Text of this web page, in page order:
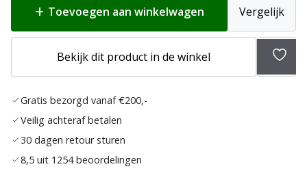
Toevoegen aan winkelwagen Vergelijk
Bekijk dit product in de winkel
Gratis bezorgd vanaf €200,-
Veilig achteraf betalen
30 dagen retour sturen
8,5 uit 1254 beoordelingen